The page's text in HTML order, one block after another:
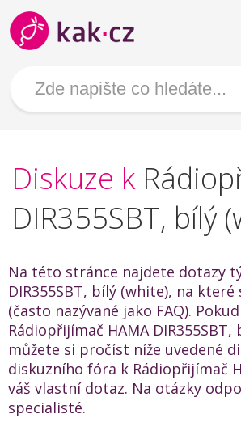
Diskuze k
DIR355SBT, bílý
Na této stránce najdete dotazy
DIR355SBT, bílý (white), na
(často nazývané jako FAQ).
Rádiopřijímač HAMA
můžete si pročíst níže uvedené
diskuzního fóra k Rádiopřijímač
váš vlastní dotaz. Na otázky
specialisté.